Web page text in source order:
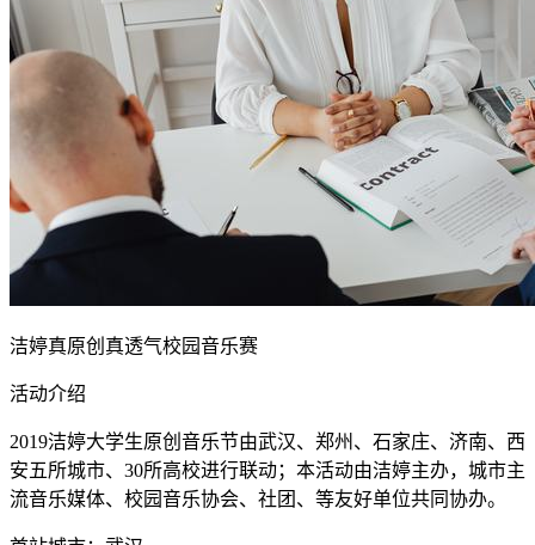
洁婷真原创真透气校园音乐赛
活动介绍
2019洁婷大学生原创音乐节由武汉、郑州、石家庄、济南、西
安五所城市、30所高校进行联动；本活动由洁婷主办，城市主
流音乐媒体、校园音乐协会、社团、等友好单位共同协办。